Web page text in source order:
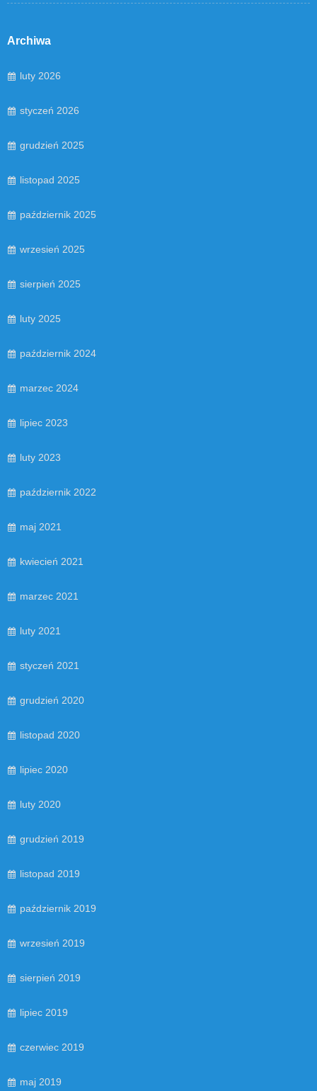
Archiwa
luty 2026
styczeń 2026
grudzień 2025
listopad 2025
październik 2025
wrzesień 2025
sierpień 2025
luty 2025
październik 2024
marzec 2024
lipiec 2023
luty 2023
październik 2022
maj 2021
kwiecień 2021
marzec 2021
luty 2021
styczeń 2021
grudzień 2020
listopad 2020
lipiec 2020
luty 2020
grudzień 2019
listopad 2019
październik 2019
wrzesień 2019
sierpień 2019
lipiec 2019
czerwiec 2019
maj 2019